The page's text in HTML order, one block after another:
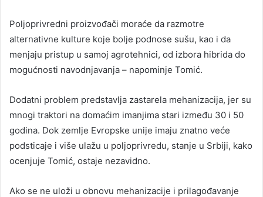
Poljoprivredni proizvođači moraće da razmotre
alternativne kulture koje bolje podnose sušu, kao i da
menjaju pristup u samoj agrotehnici, od izbora hibrida do
mogućnosti navodnjavanja – napominje Tomić.
Dodatni problem predstavlja zastarela mehanizacija, jer su
mnogi traktori na domaćim imanjima stari između 30 i 50
godina. Dok zemlje Evropske unije imaju znatno veće
podsticaje i više ulažu u poljoprivredu, stanje u Srbiji, kako
ocenjuje Tomić, ostaje nezavidno.
Ako se ne uloži u obnovu mehanizacije i prilagođavanje